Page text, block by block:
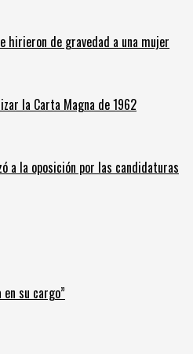
hirieron de gravedad a una mujer
la Carta Magna de 1962
a la oposición por las candidaturas
su cargo”